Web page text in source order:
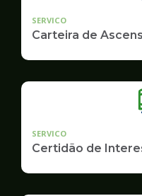
SERVICO
Carteira de
SERVICO
Certidão de